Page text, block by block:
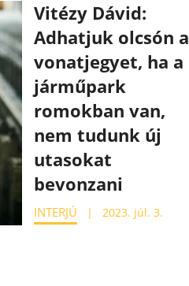
Vitézy Dávid:
Adhatjuk olcsón a
vonatjegyet, ha a
járműpark
romokban van,
nem tudunk új
utasokat
bevonzani
INTERJÚ 2023. júl. 3.